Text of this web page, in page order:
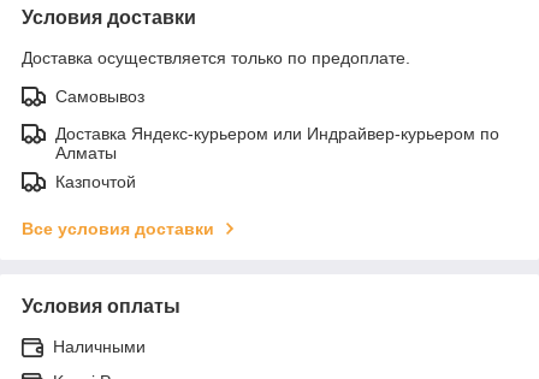
Условия доставки
Доставка осуществляется только по предоплате.
Самовывоз
Доставка Яндекс-курьером или Индрайвер-курьером по
Алматы
Казпочтой
Все условия доставки
Условия оплаты
Наличными